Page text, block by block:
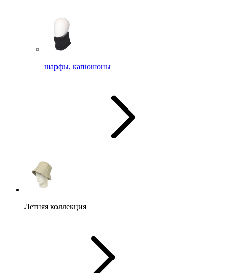
шарфы, капюшоны
Летняя коллекция